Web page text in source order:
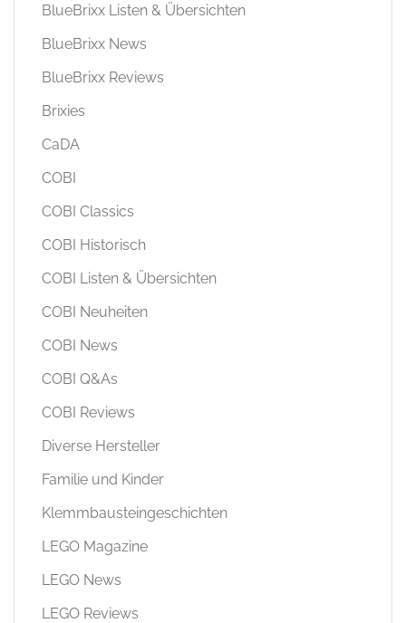
BlueBrixx Listen & Übersichten
BlueBrixx News
BlueBrixx Reviews
Brixies
CaDA
COBI
COBI Classics
COBI Historisch
COBI Listen & Übersichten
COBI Neuheiten
COBI News
COBI Q&As
COBI Reviews
Diverse Hersteller
Familie und Kinder
Klemmbausteingeschichten
LEGO Magazine
LEGO News
LEGO Reviews